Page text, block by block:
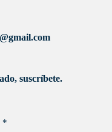
suscríbete.
*